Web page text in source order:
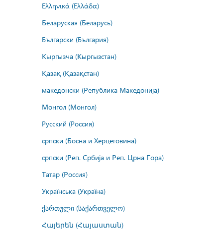
Ελληνικά (Ελλάδα)
Беларуская (Беларусь)
Български (България)
Кыргызча (Кыргызстан)
Қазақ (Қазақстан)
македонски (Република Македонија)
Монгол (Монгол)
Русский (Россия)
српски (Босна и Херцеговина)
српски (Реп. Србија и Реп. Црна Гора)
Татар (Россия)
Українська (Україна)
ქართული (საქართველო)
Հայերեն (Հայաստան)